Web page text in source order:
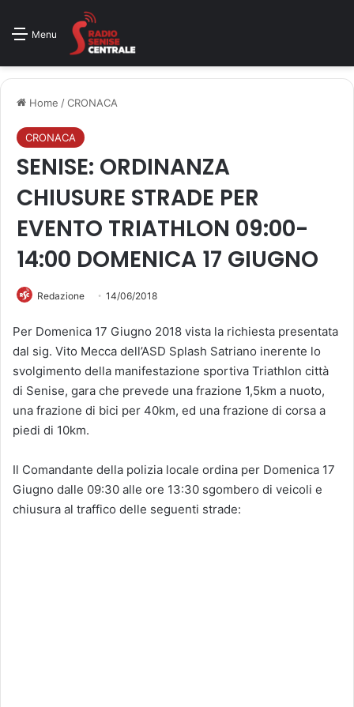
Menu
Home /CRONACA
CRONACA
SENISE: ORDINANZA
CHIUSURE STRADE PER
EVENTO TRIATHLON 09:00-
14:00 DOMENICA 17 GIUGNO
Redazione 14/06/2018
Per Domenica 17 Giugno 2018 vista la richiesta presentata
dal sig. Vito Mecca dell’ASD Splash Satriano inerente lo
svolgimento della manifestazione sportiva Triathlon città
di Senise, gara che prevede una frazione 1,5km a nuoto,
una frazione di bici per 40km, ed una frazione di corsa a
piedi di 10km.
Il Comandante della polizia locale ordina per Domenica 17
Giugno dalle 09:30 alle ore 13:30 sgombero di veicoli e
chiusura al traffico delle seguenti strade: